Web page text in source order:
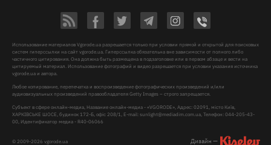
© 2009-2026 vgorode.ua
Использование материалов Vgorode.ua разрешается только при условии прямой и открытой для поисковых
систем гиперссылки на сайт vgorode.ua. Гиперссылка обязательна вне зависимости от полного либо
частичного цитирования. Она должна быть размещена в подзаголовке или в первом абзаце и вести на
цитируемый материал. Использование фотографий и видео разрешается при условии указания источника
vgorode.ua и автора.
Любое копирование, перепечатка и воспроизведение фотографических произведений и/или
аудиовизуальных произведений правообладателя Getty Images – строго запрещается.
Субъект в сфере онлайн-медиа, Название онлайн-медиа - «VGORODE», Адрес: 02091, місто Київ,
ХАРКІВСЬКЕ ШОСЕ, будинок 172-Б, офіс 208/1, E-mail:sunlight@mediadim.com.ua , Телефон: 044-205-43-
00, Идентификатор медиа - R40-06066
Дизайн —